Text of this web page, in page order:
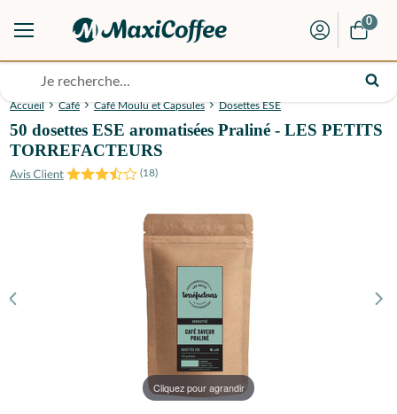
0
Accueil Café Café Moulu et Capsules Dosettes ESE
50 dosettes ESE aromatisées Praliné - LES PETITS
TORREFACTEURS
(18)
Cliquez pour agrandir